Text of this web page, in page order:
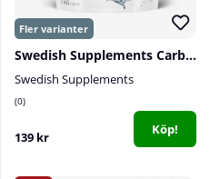
Swedish Supplements Carbo Engine, 1 kg
Swedish Supplements
0
139 kr Köp!